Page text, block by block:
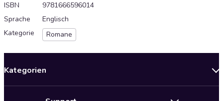
ISBN
9781666596014
Sprache
Englisch
Kategorie
Romane
Kategorien